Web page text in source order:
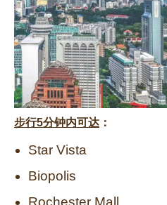
步行5分钟内可达 ：
Star Vista
Biopolis
Rochester Mall